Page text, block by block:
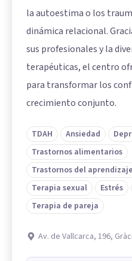
la autoestima o los
dinámica relacional.
sus profesionales y la
terapéuticas, el centro
para transformar los
crecimiento conjunto.
TDAH Ansiedad
Trastornos alimentarios
Trastornos del aprendizaje
Terapia sexual
Estrés
Terapia de pareja
Av. de Vallcarca, 196,